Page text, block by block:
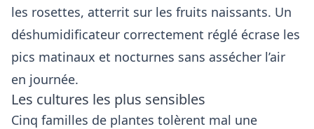
les rosettes, atterrit sur les fruits naissants. Un
déshumidificateur correctement réglé écrase les
pics matinaux et nocturnes sans assécher l’air
en journée.
Les cultures les plus sensibles
Cinq familles de plantes tolèrent mal une